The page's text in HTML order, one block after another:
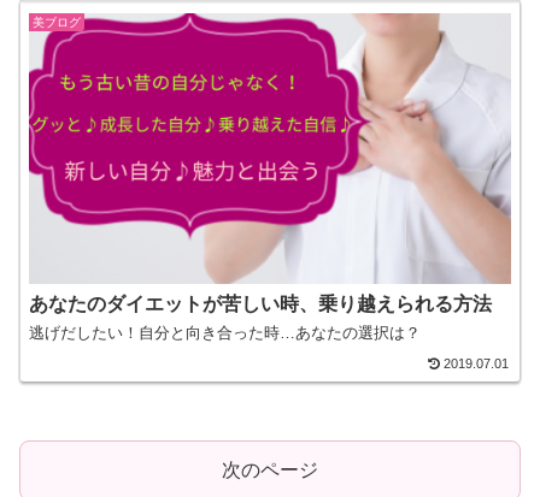
美ブログ
あなたのダイエットが苦しい時、乗り越えられる方法
逃げだしたい！自分と向き合った時…あなたの選択は？
2019.07.01
次のページ